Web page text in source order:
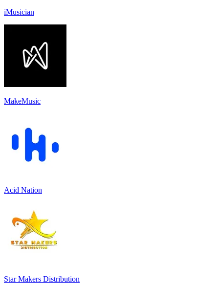
iMusician
MakeMusic
Acid Nation
Star Makers Distribution